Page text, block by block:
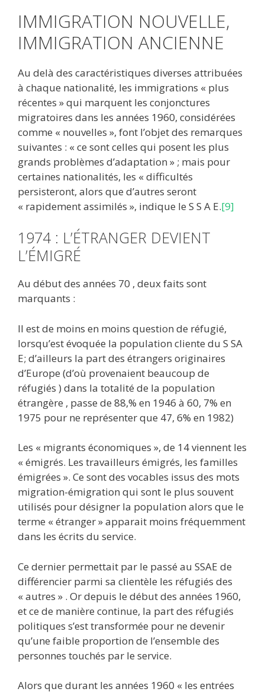
IMMIGRATION NOUVELLE,
IMMIGRATION ANCIENNE
Au delà des caractéristiques diverses attribuées
à chaque nationalité, les immigrations « plus
récentes » qui marquent les conjonctures
migratoires dans les années 1960, considérées
comme « nouvelles », font l’objet des remarques
suivantes : « ce sont celles qui posent les plus
grands problèmes d’adaptation » ; mais pour
certaines nationalités, les « difficultés
persisteront, alors que d’autres seront
« rapidement assimilés », indique le S S A E.[9]
1974 : L’ÉTRANGER DEVIENT
L’ÉMIGRÉ
Au début des années 70 , deux faits sont
marquants :
Il est de moins en moins question de réfugié,
lorsqu’est évoquée la population cliente du S SA
E; d’ailleurs la part des étrangers originaires
d’Europe (d’où provenaient beaucoup de
réfugiés ) dans la totalité de la population
étrangère , passe de 88,% en 1946 à 60, 7% en
1975 pour ne représenter que 47, 6% en 1982)
Les « migrants économiques », de 14 viennent les
« émigrés. Les travailleurs émigrés, les familles
émigrées ». Ce sont des vocables issus des mots
migration-émigration qui sont le plus souvent
utilisés pour désigner la population alors que le
terme « étranger » apparait moins fréquemment
dans les écrits du service.
Ce dernier permettait par le passé au SSAE de
différencier parmi sa clientèle les réfugiés des
« autres » . Or depuis le début des années 1960,
et ce de manière continue, la part des réfugiés
politiques s’est transformée pour ne devenir
qu’une faible proportion de l’ensemble des
personnes touchés par le service.
Alors que durant les années 1960 « les entrées